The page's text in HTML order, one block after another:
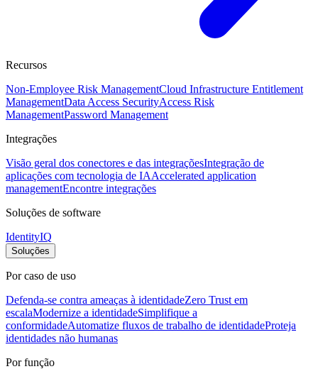
Recursos
Non-Employee Risk ManagementCloud Infrastructure Entitlement
ManagementData Access SecurityAccess Risk
ManagementPassword Management
Integrações
Visão geral dos conectores e das integraçõesIntegração de
aplicações com tecnologia de IAAccelerated application
managementEncontre integrações
Soluções de software
IdentityIQ
Soluções
Por caso de uso
Defenda-se contra ameaças à identidadeZero Trust em
escalaModernize a identidadeSimplifique a
conformidadeAutomatize fluxos de trabalho de identidadeProteja
identidades não humanas
Por função